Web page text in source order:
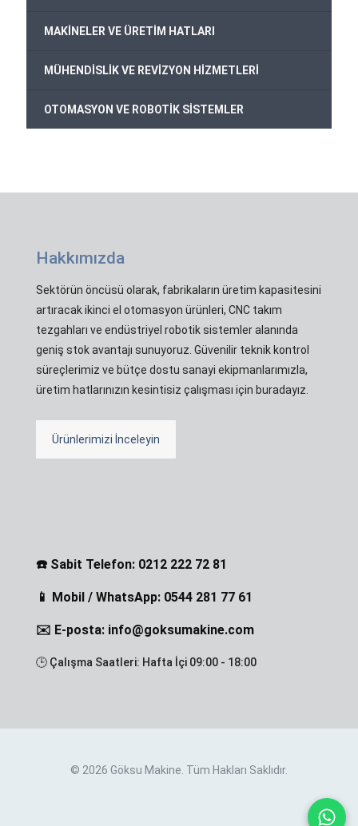
MAKİNELER VE ÜRETİM HATLARI
MÜHENDİSLİK VE REVİZYON HİZMETLERİ
OTOMASYON VE ROBOTİK SİSTEMLER
Hakkımızda
Sektörün öncüsü olarak, fabrikaların üretim kapasitesini
artıracak ikinci el otomasyon ürünleri, CNC takım
tezgahları ve endüstriyel robotik sistemler alanında
geniş stok avantajı sunuyoruz. Güvenilir teknik kontrol
süreçlerimiz ve bütçe dostu sanayi ekipmanlarımızla,
üretim hatlarınızın kesintisiz çalışması için buradayız.
Ürünlerimizi İnceleyin
☎️ Sabit Telefon: 0212 222 72 81
📱 Mobil / WhatsApp: 0544 281 77 61
✉️ E-posta: info@goksumakine.com
🕒 Çalışma Saatleri: Hafta İçi 09:00 - 18:00